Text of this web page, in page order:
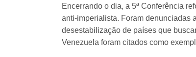
Encerrando o dia, a 5ª Conferência
anti-imperialista. Foram denunciadas
desestabilização de países que
Venezuela foram citados como